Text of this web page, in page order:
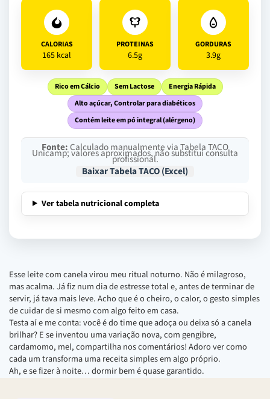
CALORIAS
165 kcal
PROTEINAS
6.5g
GORDURAS
3.9g
Rico em Cálcio Sem Lactose
Energia Rápida
Alto açúcar, Controlar para diabéticos
Contém leite em pó integral (alérgeno)
Fonte:Calculado manualmente via Tabela TACO
Unicamp; valores aproximados, não substitui consulta
profissional.
Baixar Tabela TACO (Excel)
Ver tabela nutricional completa
Esse leite com canela virou meu ritual noturno. Não é milagroso,
mas acalma. Já fiz num dia de estresse total e, antes de terminar de
servir, já tava mais leve. Acho que é o cheiro, o calor, o gesto simples
de cuidar de si mesmo com algo feito em casa.
Testa aí e me conta: você é do time que adoça ou deixa só a canela
brilhar? E se inventou uma variação nova, com gengibre,
cardamomo, mel, compartilha nos comentários! Adoro ver como
cada um transforma uma receita simples em algo próprio.
Ah, e se fizer à noite… dormir bem é quase garantido.